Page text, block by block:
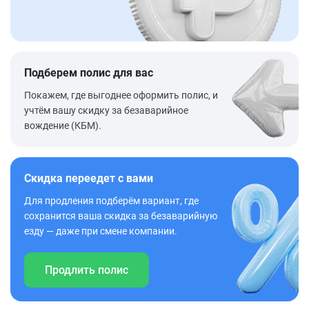
Подберем полис для вас
Покажем, где выгоднее оформить полис, и
учтём вашу скидку за безаварийное
вождение (КБМ).
Скидка переедет с вами
Для продления подберём вариант, где
сохранится ваша скидка за безаварийную
езду — даже при смене компании.
Продлить полис